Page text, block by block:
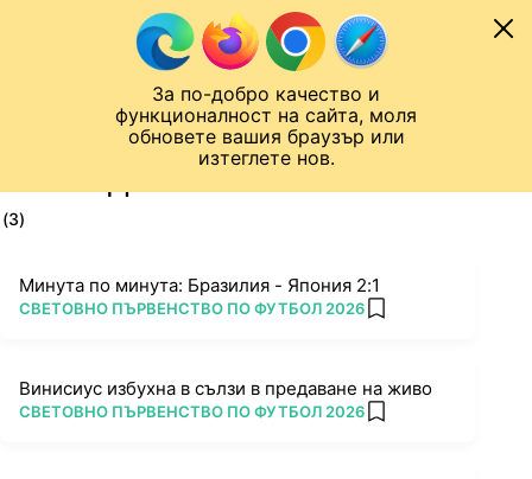
За по-добро качество и
функционалност на сайта, моля
обновете вашия браузър или
изтеглете нов.
Към съдържанието
Лига на Конференциите
(3)
Минута по минута: Бразилия - Япония 2:1
ПОВЕЧЕ ОТ
СВЕТОВНО ПЪРВЕНСТВО ПО ФУТБОЛ 2026 add favorites
Винисиус избухна в сълзи в предаване на живо
ПОВЕЧЕ ОТ
СВЕТОВНО ПЪРВЕНСТВО ПО ФУТБОЛ 2026 add favorites